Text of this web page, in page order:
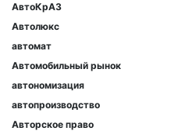
АвтоКрАЗ
Автолюкс
автомат
Автомобильный рынок
автономизация
автопроизводство
Авторское право